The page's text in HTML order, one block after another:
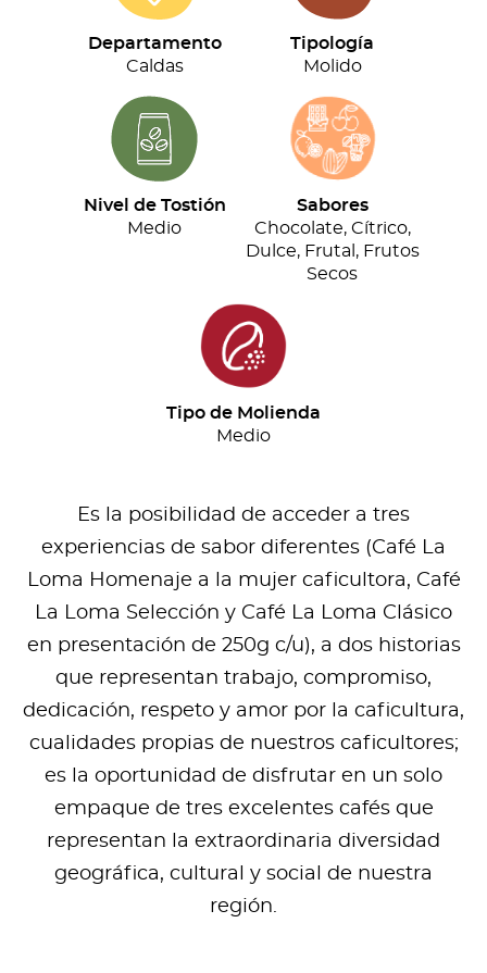
c/u)
cantidad
Departamento
Caldas
Tipología
Molido
Nivel de Tostión
Medio
Sabores
Chocolate, Cítrico,
Dulce, Frutal, Frutos
Secos
Tipo de Molienda
Medio
Es la posibilidad de acceder a tres
experiencias de sabor diferentes (Café La
Loma Homenaje a la mujer caficultora, Café
La Loma Selección y Café La Loma Clásico
en presentación de 250g c/u), a dos historias
que representan trabajo, compromiso,
dedicación, respeto y amor por la caficultura,
cualidades propias de nuestros caficultores;
es la oportunidad de disfrutar en un solo
empaque de tres excelentes cafés que
representan la extraordinaria diversidad
geográfica, cultural y social de nuestra
región.